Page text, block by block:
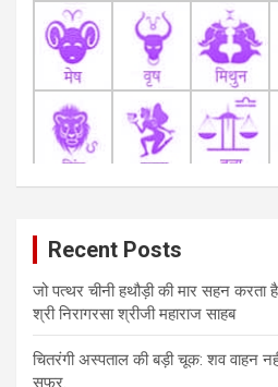
Recent Posts
जो पत्थर चीनी हथौड़ी की मार सहन करता है
श्री निरागरसा श्रीजी महाराज साहब
चितरंगी अस्पताल की बड़ी चूक: शव वाहन
सफर.